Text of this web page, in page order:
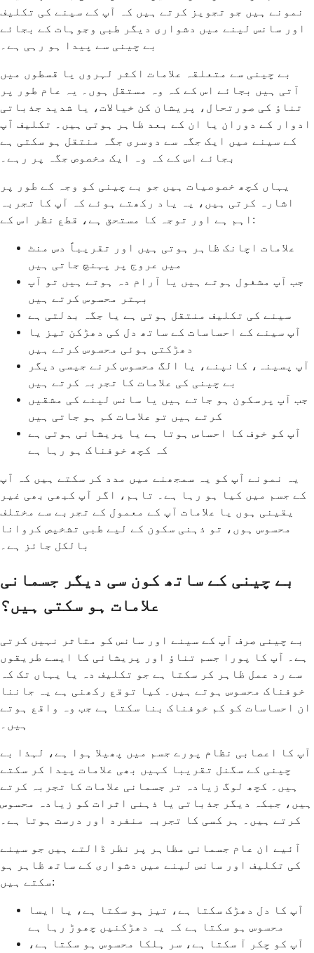
نمونے ہیں جو تجویز کرتے ہیں کہ آپ کے سینے کی تکلیف
اور سانس لینے میں دشواری دیگر طبی وجوہات کے بجائے
بے چینی سے پیدا ہو رہی ہے۔
بے چینی سے متعلقہ علامات اکثر لہروں یا قسطوں میں
آتی ہیں بجائے اس کے کہ وہ مستقل ہوں۔ یہ عام طور پر
تناؤ کی صورتحال، پریشان کن خیالات، یا شدید جذباتی
ادوار کے دوران یا ان کے بعد ظاہر ہوتی ہیں۔ تکلیف آپ
کے سینے میں ایک جگہ سے دوسری جگہ منتقل ہو سکتی ہے
بجائے اس کے کہ وہ ایک مخصوص جگہ پر رہے۔
یہاں کچھ خصوصیات ہیں جو بے چینی کو وجہ کے طور پر
اشارہ کرتی ہیں، یہ یاد رکھتے ہوئے کہ آپ کا تجربہ
اہم ہے اور توجہ کا مستحق ہے، قطع نظر اس کے:
علامات اچانک ظاہر ہوتی ہیں اور تقریباً دس منٹ
میں عروج پر پہنچ جاتی ہیں
جب آپ مشغول ہوتے ہیں یا آرام دہ ہوتے ہیں تو آپ
بہتر محسوس کرتے ہیں
سینے کی تکلیف منتقل ہوتی ہے یا جگہ بدلتی ہے
آپ سینے کے احساسات کے ساتھ دل کی دھڑکن تیز یا
دھڑکتی ہوئی محسوس کرتے ہیں
آپ پسینہ، کانپنے، یا الگ محسوس کرنے جیسی دیگر
بے چینی کی علامات کا تجربہ کرتے ہیں
جب آپ پرسکون ہو جاتے ہیں یا سانس لینے کی مشقیں
کرتے ہیں تو علامات کم ہو جاتی ہیں
آپ کو خوف کا احساس ہوتا ہے یا پریشانی ہوتی ہے
کہ کچھ خوفناک ہو رہا ہے
یہ نمونے آپ کو یہ سمجھنے میں مدد کر سکتے ہیں کہ آپ
کے جسم میں کیا ہو رہا ہے۔ تاہم، اگر آپ کبھی بھی غیر
یقینی ہوں یا علامات آپ کے معمول کے تجربے سے مختلف
محسوس ہوں، تو ذہنی سکون کے لیے طبی تشخیص کروانا
بالکل جائز ہے۔
بے چینی کے ساتھ کون سی دیگر جسمانی
علامات ہو سکتی ہیں؟
بے چینی صرف آپ کے سینے اور سانس کو متاثر نہیں کرتی
ہے۔ آپ کا پورا جسم تناؤ اور پریشانی کا ایسے طریقوں
سے رد عمل ظاہر کر سکتا ہے جو تکلیف دہ یا یہاں تک کہ
خوفناک محسوس ہوتے ہیں۔ کیا توقع رکھنی ہے یہ جاننا
ان احساسات کو کم خوفناک بنا سکتا ہے جب وہ واقع ہوتے
ہیں۔
آپ کا اعصابی نظام پورے جسم میں پھیلا ہوا ہے، لہذا بے
چینی کے سگنل تقریبا کہیں بھی علامات پیدا کر سکتے
ہیں۔ کچھ لوگ زیادہ تر جسمانی علامات کا تجربہ کرتے
ہیں، جبکہ دیگر جذباتی یا ذہنی اثرات کو زیادہ محسوس
کرتے ہیں۔ ہر کسی کا تجربہ منفرد اور درست ہوتا ہے۔
آئیے ان عام جسمانی مظاہر پر نظر ڈالتے ہیں جو سینے
کی تکلیف اور سانس لینے میں دشواری کے ساتھ ظاہر ہو
سکتے ہیں:
آپ کا دل دھڑک سکتا ہے، تیز ہو سکتا ہے، یا ایسا
محسوس ہو سکتا ہے کہ یہ دھڑکنیں چھوڑ رہا ہے
آپ کو چکر آ سکتا ہے، سر ہلکا محسوس ہو سکتا ہے،